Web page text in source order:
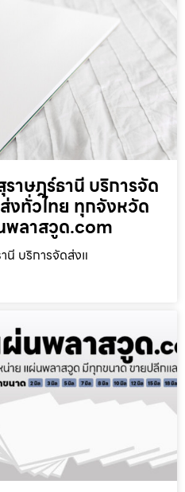
าษฎร์ธานี บริการจัด
งทั่วไทย ทุกจังหวัด
พลาสวูด.com
นี บริการจัดส่งแ